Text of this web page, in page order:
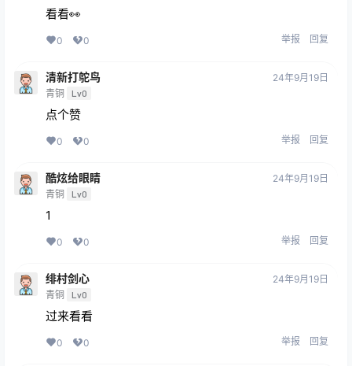
看看👀
0 0 举报 回复
清新打鸵鸟
青铜 Lv0
24年9月19日
点个赞
0 0 举报 回复
酷炫给眼睛
青铜 Lv0
24年9月19日
1
0 0 举报 回复
绯村剑心
青铜 Lv0
24年9月19日
过来看看
0 0 举报 回复